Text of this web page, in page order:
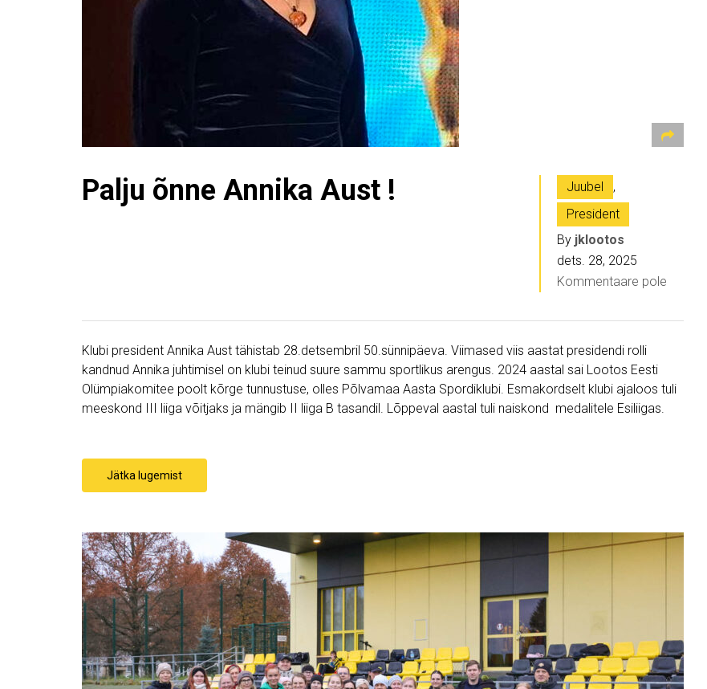
Palju õnne Annika Aust ! Juubel
,
President
By jklootos
dets. 28, 2025
Kommentaare pole
Klubi president Annika Aust tähistab 28.detsembril 50.sünnipäeva. Viimased viis aastat presidendi rolli
kandnud Annika juhtimisel on klubi teinud suure sammu sportlikus arengus. 2024 aastal sai Lootos Eesti
Olümpiakomitee poolt kõrge tunnustuse, olles Põlvamaa Aasta Spordiklubi. Esmakordselt klubi ajaloos tuli
meeskond III liiga võitjaks ja mängib II liiga B tasandil. Lõppeval aastal tuli naiskond medalitele Esiliigas.
Jätka lugemist